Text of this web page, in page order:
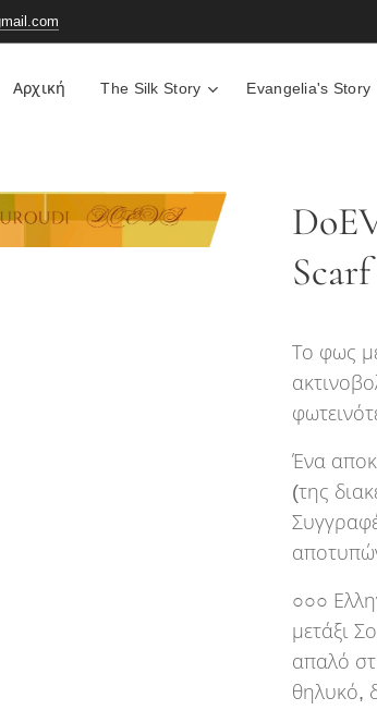
Αρχική The Silk Story Evangelia's Story
Scarf
Το φως
Ένα
(της
○○○
μετάξι
απαλό
θηλυκό,